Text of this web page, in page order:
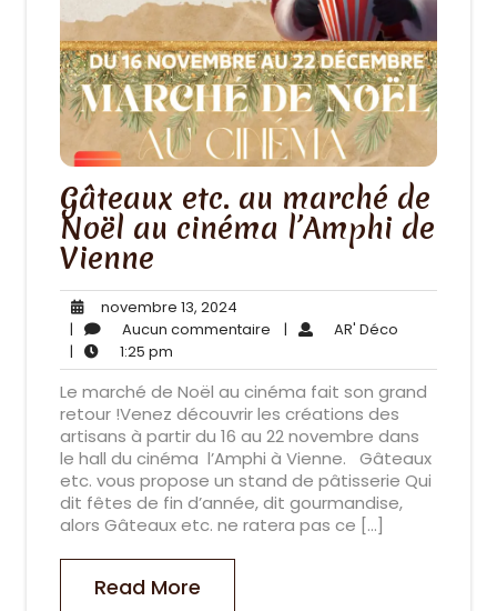
Gâteaux etc. au marché de
Noël au cinéma l’Amphi de
Vienne
novembre 13, 2024
13,
| Aucun commentaire Aucun
| AR' Déco
| 1:25 pm
pm
Le marché de Noël au cinéma fait son grand
retour !Venez découvrir les créations des
artisans à partir du 16 au 22 novembre dans
le hall du cinéma l’Amphi à Vienne. Gâteaux
etc. vous propose un stand de pâtisserie Qui
dit fêtes de fin d’année, dit gourmandise,
alors Gâteaux etc. ne ratera pas ce […]
Read More